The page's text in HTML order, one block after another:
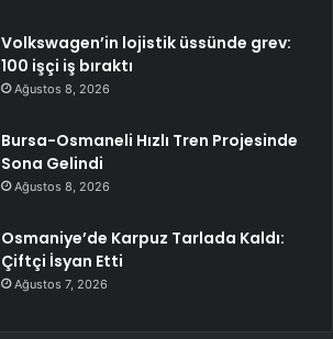
Volkswagen’in lojistik üssünde grev:
100 işçi iş bıraktı
Ağustos 8, 2026
Bursa-Osmaneli Hızlı Tren Projesinde
Sona Gelindi
Ağustos 8, 2026
Osmaniye’de Karpuz Tarlada Kaldı:
Çiftçi İsyan Etti
Ağustos 7, 2026